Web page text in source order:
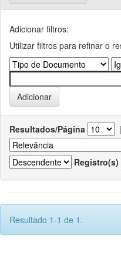
Adicionar filtros:
Utilizar filtros para refinar o
Resultados/Página |
Registro(s)
Resultado 1-1 de 1.